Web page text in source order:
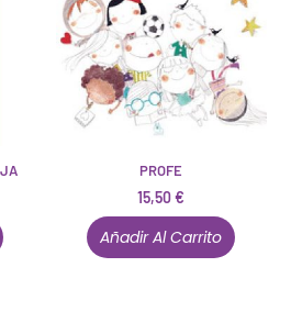
PROFE
15,50€
Añadir Al Carrito